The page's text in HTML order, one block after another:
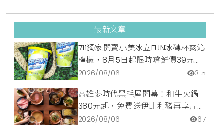
最新文章
711獨家開賣小美冰立FUN冰磚杯爽沁
檸檬，8月5日起限時嚐鮮價39元特
調咖啡氣泡水超讚
2026/08/06 315
高雄夢時代黑毛屋開幕！和牛火鍋
380元起，免費送伊比利豬再享青森
蘋果冰淇淋加購價。
2026/08/06 67